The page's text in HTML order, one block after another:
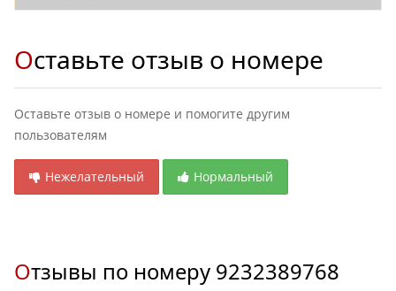
Оставьте отзыв о номере
Оставьте отзыв о номере и помогите другим
пользователям
Нежелательный Нормальный
Отзывы по номеру 9232389768